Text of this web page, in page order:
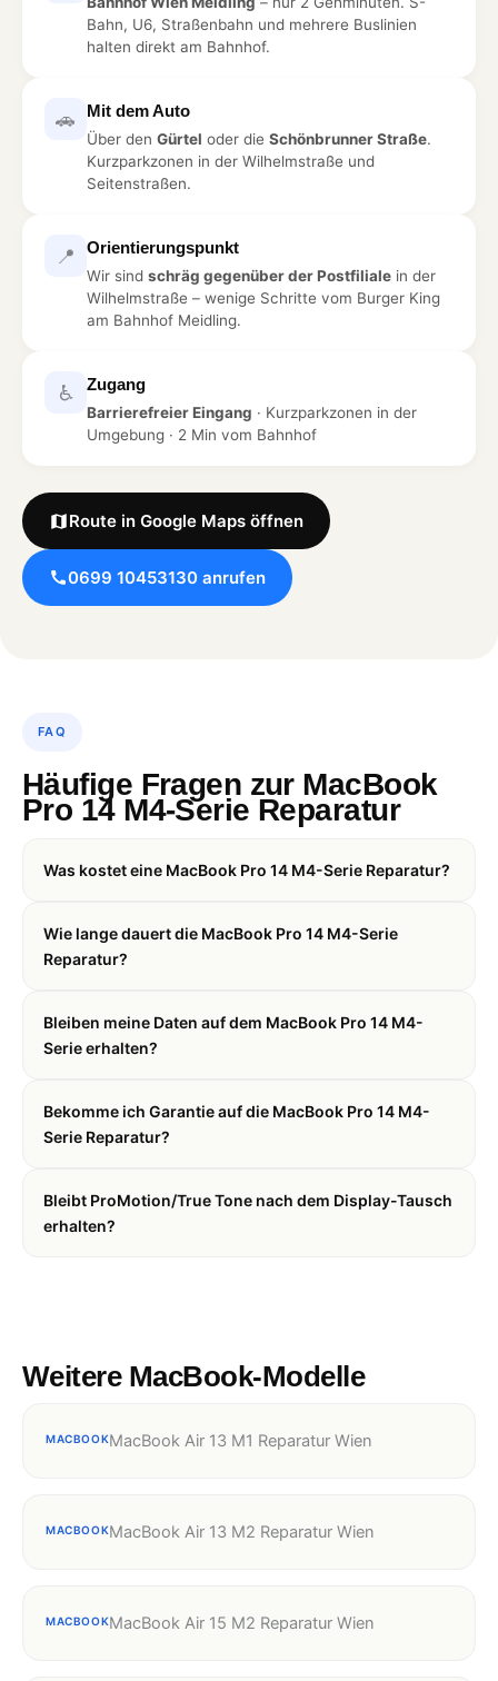
Bahn, U6, Straßenbahn und mehrere Buslinien
halten direkt am Bahnhof.
🚗 Mit dem Auto
Über den Gürtel oder die Schönbrunner Straße.
Kurzparkzonen in der Wilhelmstraße und
Seitenstraßen.
📍 Orientierungspunkt
Wir sind schräg gegenüber der Postfiliale in der
Wilhelmstraße – wenige Schritte vom Burger King
am Bahnhof Meidling.
♿ Zugang
Barrierefreier Eingang · Kurzparkzonen in der
Umgebung · 2 Min vom Bahnhof
Route in Google Maps öffnen
0699 10453130 anrufen
FAQ
Häufige Fragen zur MacBook
Pro 14 M4-Serie Reparatur
Was kostet eine MacBook Pro 14 M4-Serie Reparatur?
Wie lange dauert die MacBook Pro 14 M4-Serie
Reparatur?
Bleiben meine Daten auf dem MacBook Pro 14 M4-
Serie erhalten?
Bekomme ich Garantie auf die MacBook Pro 14 M4-
Serie Reparatur?
Bleibt ProMotion/True Tone nach dem Display-Tausch
erhalten?
Weitere MacBook-Modelle
MACBOOKMacBook Air 13 M1 Reparatur Wien
MACBOOKMacBook Air 13 M2 Reparatur Wien
MACBOOKMacBook Air 15 M2 Reparatur Wien